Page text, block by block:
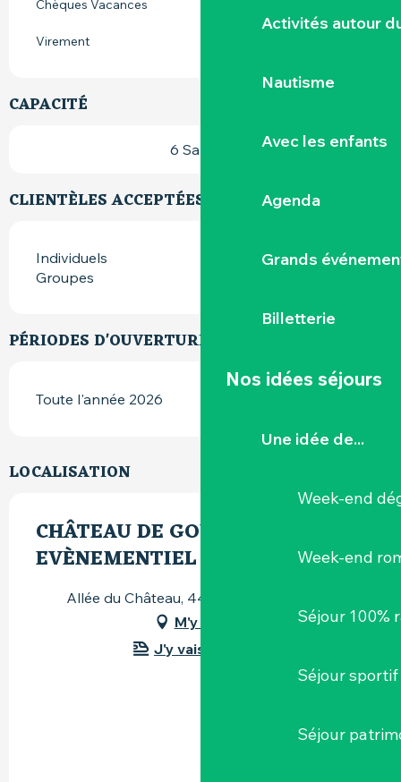
Activités autour
Nautisme
Avec les enfants
Agenda
Grands
Billetterie
Nos idées séjours
Une idée de...
Week-end
Week-end
Séjour 100%
Séjour sportif
Séjour
Chèques Vacances
Virement
CAPACITÉ
6 Salle(s)
CLIENTÈLES ACCEPTÉES
Individuels
Groupes
PÉRIODES D'OUVERTURE
Toute l'année 2026
LOCALISATION
CHÂTEAU DE GOULAINE
EVÈNEMENTIEL SÉMINAIRE
Allée du Château, 44115 Haute-Goulaine
M'y rendre
J'y vais en train !